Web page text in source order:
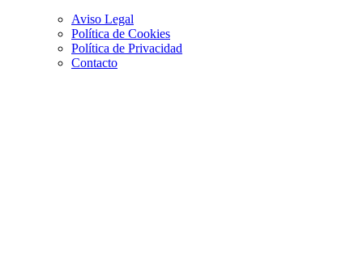
Aviso Legal
Política de Cookies
Política de Privacidad
Contacto